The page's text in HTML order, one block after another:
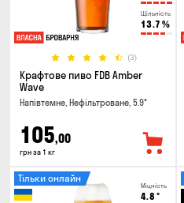
Щільність
13.7 %
(3)
Крафтове пиво FDB Amber
Wave
Напівтемне, Нефільтроване, 5.9°
105,00
грн за 1 кг
Міцність
4.8 °
Тільки онлайн